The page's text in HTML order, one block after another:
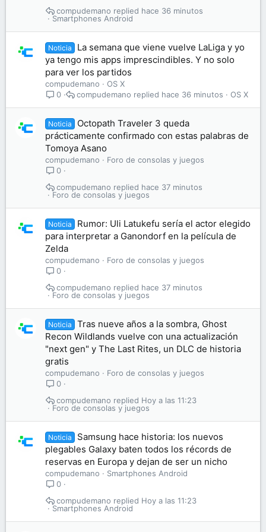
Smartphones Android
hace 36 minutos
compudemano
Noticia
La semana que viene vuelve LaLiga y yo
ya tengo mis apps imprescindibles. Y no solo
para ver los partidos
compudemano
OS X
0
OS X
hace 36 minutos
compudemano
Noticia
Octopath Traveler 3 queda
prácticamente confirmado con estas palabras de
Tomoya Asano
compudemano
Foro de consolas y juegos
0
Foro de consolas y juegos
hace 37 minutos
compudemano
Noticia
Rumor: Uli Latukefu sería el actor elegido
para interpretar a Ganondorf en la película de
Zelda
compudemano
Foro de consolas y juegos
0
Foro de consolas y juegos
hace 37 minutos
compudemano
Noticia
Tras nueve años a la sombra, Ghost
Recon Wildlands vuelve con una actualización
"next gen" y The Last Rites, un DLC de historia
gratis
compudemano
Foro de consolas y juegos
0
Foro de consolas y juegos
Hoy a las 11:23
compudemano
Noticia
Samsung hace historia: los nuevos
plegables Galaxy baten todos los récords de
reservas en Europa y dejan de ser un nicho
compudemano
Smartphones Android
0
Smartphones Android
Hoy a las 11:23
compudemano